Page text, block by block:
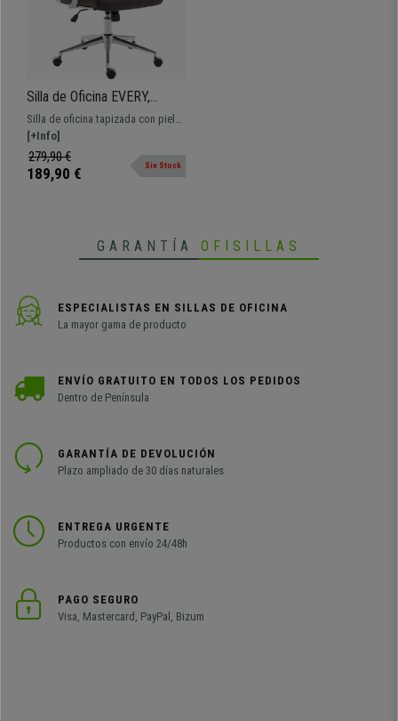
Silla de Oficina EVERY,
Diseño Elegante, Estructura
Metálica, en Piel Sintética
color Marrón
Silla de oficina tapizada con piel
sintética. Elegante y moderno
diseño que aúna confort y
materiales de alta calidad.
[+Info]
279,90 €
189,90 € Sin Stock
GARANTÍA OFISILLAS
ESPECIALISTAS EN SILLAS DE OFICINA
La mayor gama de producto
ENVÍO GRATUITO EN TODOS LOS PEDIDOS
Dentro de Península
GARANTÍA DE DEVOLUCIÓN
Plazo ampliado de 30 días naturales
ENTREGA URGENTE
Productos con envío 24/48h
PAGO SEGURO
Visa, Mastercard, PayPal, Bizum